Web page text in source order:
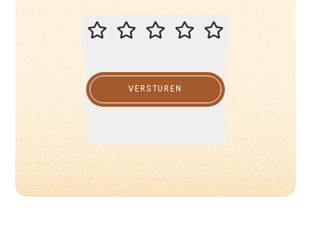
BEOORDEEL DIT RECEPT
VERSTUREN